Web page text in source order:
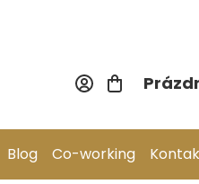
Blog Co-working